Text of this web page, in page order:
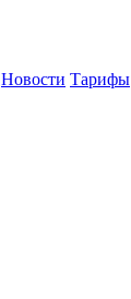
Новости Тарифы